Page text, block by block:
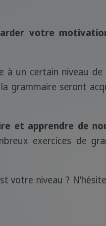
votre
à un certain niveau de
grammaire seront
et apprendre de
exercices de
votre niveau ?